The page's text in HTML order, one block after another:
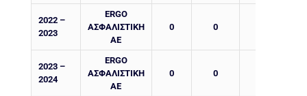
2022 –
2023
ERGO
ΑΣΦΑΛΙΣΤΙΚΗ
ΑΕ
0 0
2023 –
2024
ERGO
ΑΣΦΑΛΙΣΤΙΚΗ
ΑΕ
0 0